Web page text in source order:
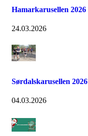
Hamarkarusellen 2026
24.03.2026
Sørdalskarusellen 2026
04.03.2026